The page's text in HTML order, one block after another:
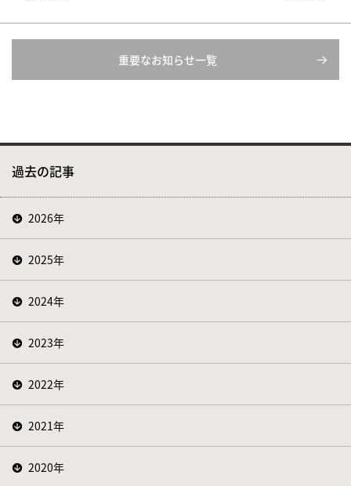
重要なお知らせ一覧
過去の記事
2026年
2025年
2024年
2023年
2022年
2021年
2020年